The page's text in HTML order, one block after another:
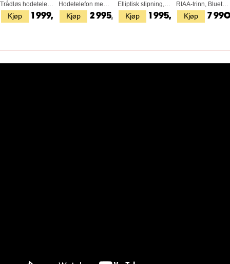
Kjøp 1 999,- Kjøp 2 995,- Kjøp 1 995,- Kjøp 7